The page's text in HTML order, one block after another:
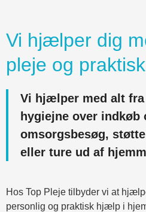
Vi hjælper dig
pleje og
Vi hjælper med alt
hygiejne over indkøb
omsorgsbesøg,
eller ture ud af
Hos Top Pleje tilbyder vi at
personlig og praktisk hjælp i